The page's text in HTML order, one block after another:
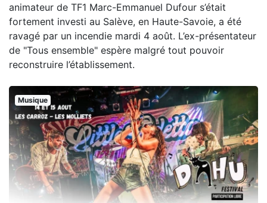
animateur de TF1 Marc-Emmanuel Dufour s’était
fortement investi au Salève, en Haute-Savoie, a été
ravagé par un incendie mardi 4 août. L’ex-présentateur
de "Tous ensemble" espère malgré tout pouvoir
reconstruire l’établissement.
Musique